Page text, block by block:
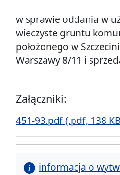
w sprawie oddania w
wieczyste gruntu
położonego w
Warszawy 8/11 i
Załączniki:
451-93.pdf (.pdf, 138
informacja o